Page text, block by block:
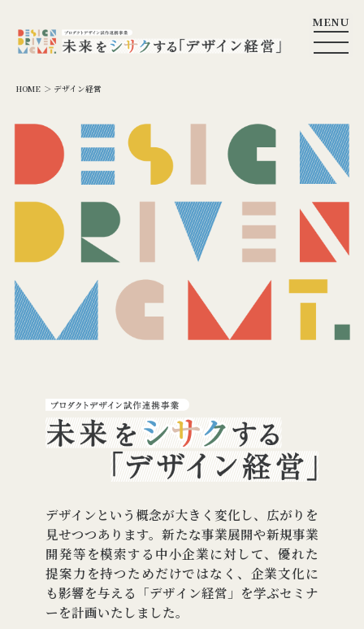
MENU
HOME ＞ デザイン経営
デザインという概念が大きく変化し、広がりを
見せつつあります。新たな事業展開や新規事業
開発等を模索する中小企業に対して、優れた
提案力を持つためだけではなく、企業文化に
も影響を与える「デザイン経営」を学ぶセミナ
ーを計画いたしました。